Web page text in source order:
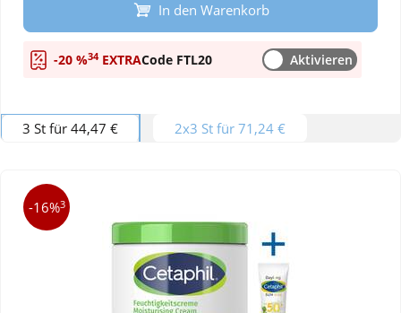
In den Warenkorb
-20 %34EXTRACode FTL20 Aktivieren
3 St für 44,47 € 2x3 St für 71,24 €
-16%3